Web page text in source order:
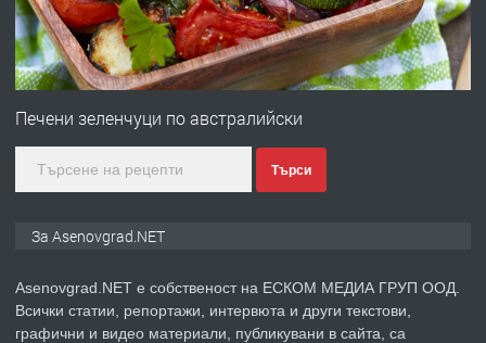
преди 1 година
ПРЕДЛАГА
Професионална зеленчукорезачка
преди 2 години
Печени зеленчуци по австралийски
Търси
За Asenovgrad.NET
Asenovgrad.NET е собственост на ЕСКОМ МЕДИА ГРУП ООД.
Всички статии, репортажи, интервюта и други текстови,
графични и видео материали, публикувани в сайта, са